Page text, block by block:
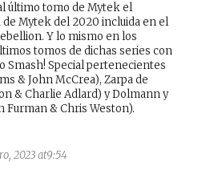
último tomo de Mytek el
Mytek del 2020 incluida en el
Y lo mismo en los
tomos de dichas series con
Smash! Special pertenecientes
& John McCrea), Zarpa de
& Charlie Adlard) y Dolmann y
Furman & Chris Weston).
2023 at9:54